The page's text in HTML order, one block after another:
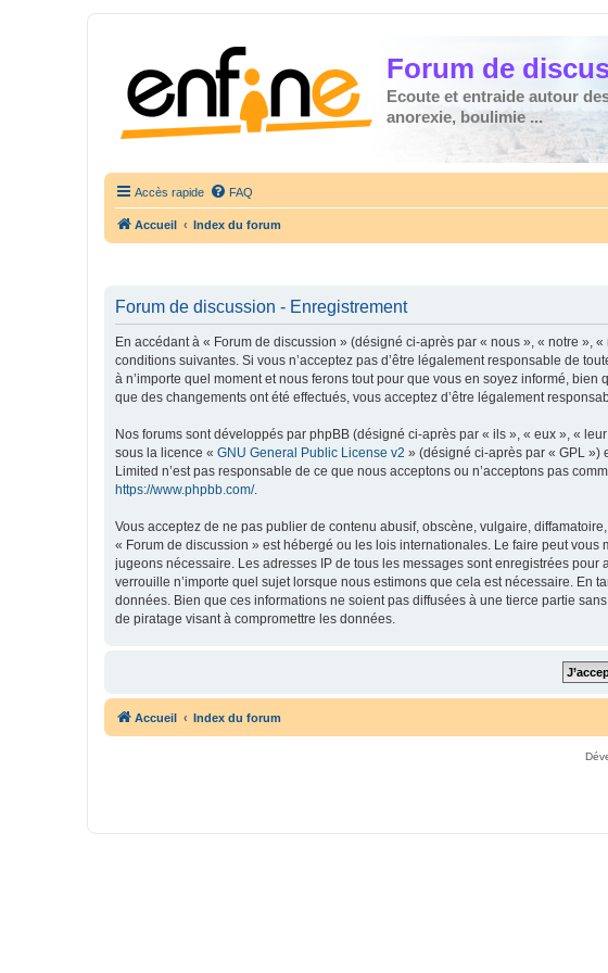
Forum de
Ecoute et entraide autour
anorexie, boulimie ...
Accès rapide FAQ
Accueil Index du forum
Forum de discussion - Enregistrement
En accédant à « Forum de discussion » (désigné ci-après par « nous », « notre »,
conditions suivantes. Si vous n’acceptez pas d’être légalement responsable de
à n’importe quel moment et nous ferons tout pour que vous en soyez informé,
que des changements ont été effectués, vous acceptez d’être légalement
Nos forums sont développés par phpBB (désigné ci-après par « ils », « eux », «
sous la licence « GNU General Public License v2 » (désigné ci-après par « GPL »)
Limited n’est pas responsable de ce que nous acceptons ou n’acceptons pas
https://www.phpbb.com/.
Vous acceptez de ne pas publier de contenu abusif, obscène, vulgaire,
« Forum de discussion » est hébergé ou les lois internationales. Le faire peut
jugeons nécessaire. Les adresses IP de tous les messages sont enregistrées
verrouille n’importe quel sujet lorsque nous estimons que cela est nécessaire. En
données. Bien que ces informations ne soient pas diffusées à une tierce partie
de piratage visant à compromettre les données.
Accueil Index du forum